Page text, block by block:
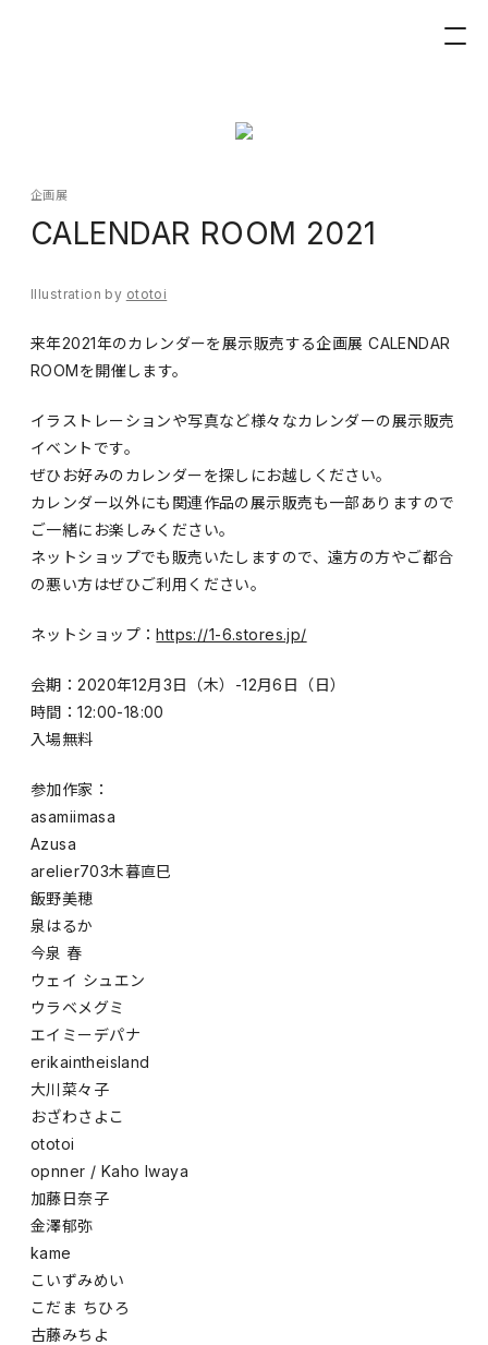
企画展
CALENDAR ROOM 2021
Illustration by ototoi
来年2021年のカレンダーを展示販売する企画展 CALENDAR
ROOMを開催します。
イラストレーションや写真など様々なカレンダーの展示販売
イベントです。
ぜひお好みのカレンダーを探しにお越しください。
カレンダー以外にも関連作品の展示販売も一部ありますので
ご一緒にお楽しみください。
ネットショップでも販売いたしますので、遠方の方やご都合
の悪い方はぜひご利用ください。
ネットショップ：https://1-6.stores.jp/
会期：2020年12月3日（木）-12月6日（日）
時間：12:00-18:00
入場無料
参加作家：
asamiimasa
Azusa
arelier703木暮直巳
飯野美穂
泉はるか
今泉 春
ウェイ シュエン
ウラベメグミ
エイミーデパナ
erikaintheisland
大川菜々子
おざわさよこ
ototoi
opnner / Kaho Iwaya
加藤日奈子
金澤郁弥
kame
こいずみめい
こだま ちひろ
古藤みちよ